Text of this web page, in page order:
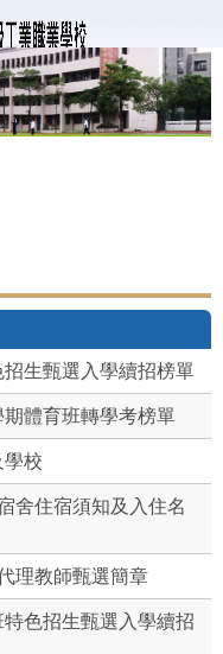
生甄選入學續招榜單
體育班轉學考榜單
校
舍住宿須知及入住名
理教師甄選簡章
色招生甄選入學續招